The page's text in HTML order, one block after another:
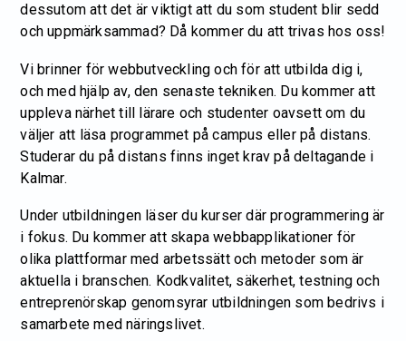
dessutom att det är viktigt att du som student blir sedd
och uppmärksammad? Då kommer du att trivas hos oss!
Vi brinner för webbutveckling och för att utbilda dig i,
och med hjälp av, den senaste tekniken. Du kommer att
uppleva närhet till lärare och studenter oavsett om du
väljer att läsa programmet på campus eller på distans.
Studerar du på distans finns inget krav på deltagande i
Kalmar.
Under utbildningen läser du kurser där programmering är
i fokus. Du kommer att skapa webbapplikationer för
olika plattformar med arbetssätt och metoder som är
aktuella i branschen. Kodkvalitet, säkerhet, testning och
entreprenörskap genomsyrar utbildningen som bedrivs i
samarbete med näringslivet.